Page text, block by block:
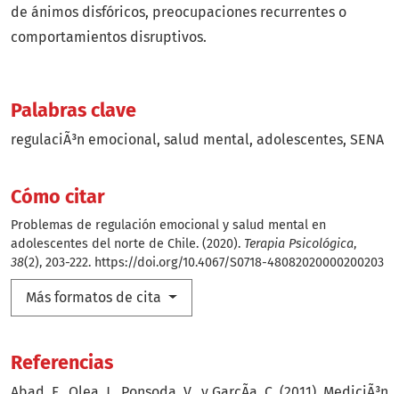
Palabras clave
regulaciÃ³n emocional salud mental adolescentes SENA
Cómo citar
Problemas de regulación emocional y salud mental en
adolescentes del norte de Chile. (2020). Terapia Psicológica,
38(2), 203-222. https://doi.org/10.4067/S0718-48082020000200203
Más formatos de cita
de ánimos disfóricos, preocupaciones recurrentes o
comportamientos disruptivos.
Referencias